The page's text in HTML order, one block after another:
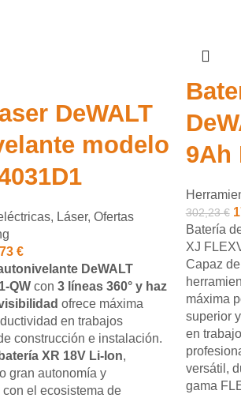
DeWALT
modelo
, Láser, Ofertas
€
DeWALT
QWcon 3 líneas 360° y haz
ofrece máxima
en trabajos
construcción e instalación.
XR 18V Li-Ion,
gran autonomía y
el ecosistema de
9Ah
302,23€
Batería
XJ
Capaz
máxima
superior
en
versátil,
gama